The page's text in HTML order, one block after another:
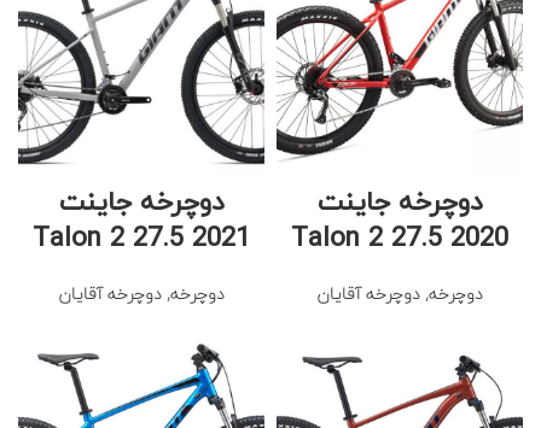
دوچرخه جاینت
Talon 2 27.5 2020
دوچرخه, دوچرخه آقایان
دوچرخه جاینت
Talon 2 27.5 2021
دوچرخه, دوچرخه آقایان